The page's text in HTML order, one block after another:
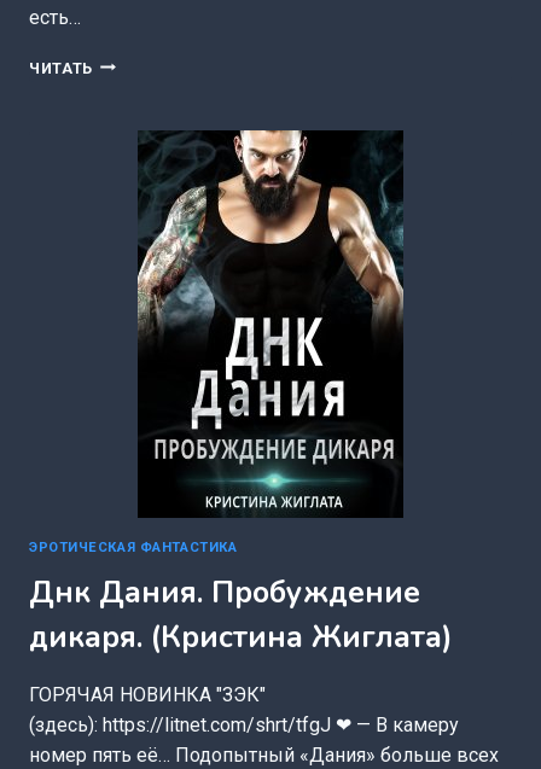
есть…
ЧИТАТЬ ТАЙНА
ЗОЛОТАРЕВА)
ЭРОТИЧЕСКАЯ ФАНТАСТИКА
Днк Дания. Пробуждение
дикаря. (Кристина Жиглата)
ГОРЯЧАЯ НОВИНКА "ЗЭК"
(здесь): https://litnet.com/shrt/tfgJ ❤ — В камеру
номер пять её… Подопытный «Дания» больше всех